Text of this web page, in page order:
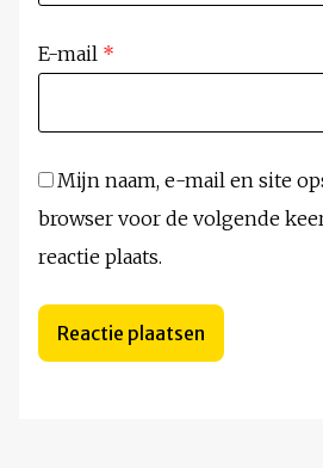
E-mail *
Mijn naam, e-mail en site
browser voor de volgende
reactie plaats.